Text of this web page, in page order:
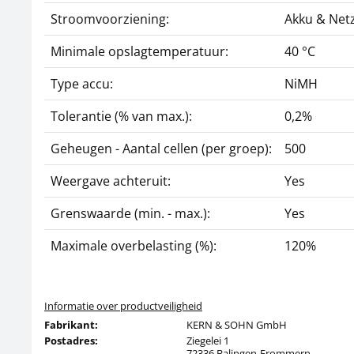
Stroomvoorziening:
Akku &
Minimale opslagtemperatuur:
40 °C
Type accu:
NiMH
Tolerantie (% van max.):
0,2%
Geheugen - Aantal cellen (per groep):
500
Weergave achteruit:
Yes
Grenswaarde (min. - max.):
Yes
Maximale overbelasting (%):
120%
Informatie over productveiligheid
Fabrikant:
KERN & SOHN GmbH
Postadres:
Ziegelei 1